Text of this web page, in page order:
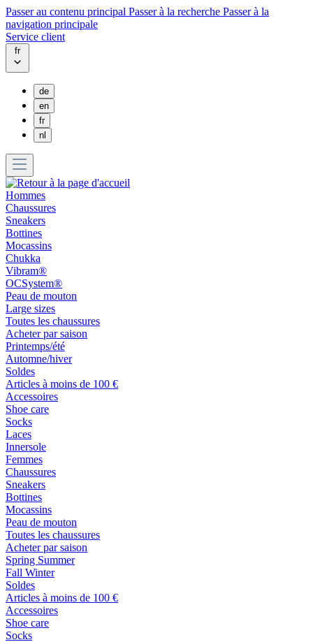
Passer au contenu principal Passer à la recherche Passer à la
navigation principale
Service client
fr
de
en
fr
nl
Hommes
Chaussures
Sneakers
Bottines
Mocassins
Chukka
Vibram®
OCSystem®
Peau de mouton
Large sizes
Toutes les chaussures
Acheter par saison
Printemps/été
Automne/hiver
Soldes
Articles à moins de 100 €
Accessoires
Shoe care
Socks
Laces
Innersole
Femmes
Chaussures
Sneakers
Bottines
Mocassins
Peau de mouton
Toutes les chaussures
Acheter par saison
Spring Summer
Fall Winter
Soldes
Articles à moins de 100 €
Accessoires
Shoe care
Socks